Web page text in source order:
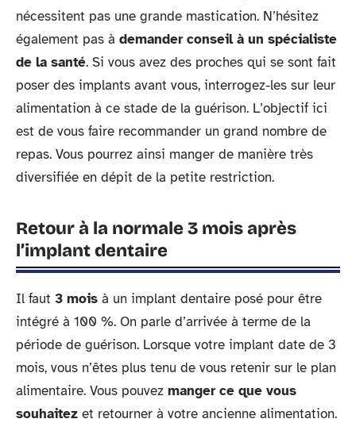
nécessitent pas une grande mastication. N’hésitez
également pas à demander conseil à un spécialiste
de la santé. Si vous avez des proches qui se sont fait
poser des implants avant vous, interrogez-les sur leur
alimentation à ce stade de la guérison. L’objectif ici
est de vous faire recommander un grand nombre de
repas. Vous pourrez ainsi manger de manière très
diversifiée en dépit de la petite restriction.
Retour à la normale 3 mois après
l’implant dentaire
Il faut 3 mois à un implant dentaire posé pour être
intégré à 100 %. On parle d’arrivée à terme de la
période de guérison. Lorsque votre implant date de 3
mois, vous n’êtes plus tenu de vous retenir sur le plan
alimentaire. Vous pouvez manger ce que vous
souhaitez et retourner à votre ancienne alimentation.